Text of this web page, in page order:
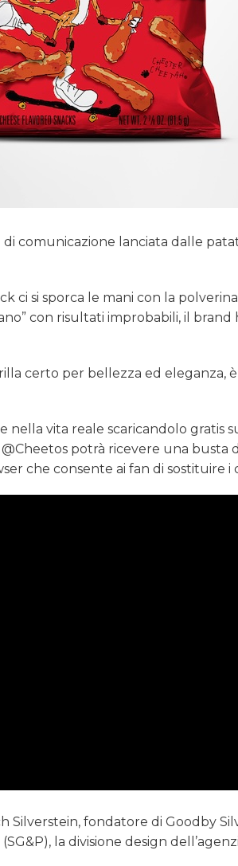
comunicazione lanciata dalle
ci si sporca le mani con la
con risultati improbabili, il brand
certo per bellezza ed
nella vita reale scaricandolo gratis
potrà ricevere una busta
che consente ai fan di sostituire i
Silverstein, fondatore di Goodby
la divisione design